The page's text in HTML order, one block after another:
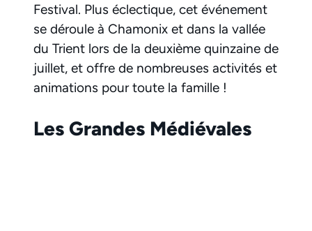
Festival. Plus éclectique, cet événement
se déroule à Chamonix et dans la vallée
du Trient lors de la deuxième quinzaine de
juillet, et offre de nombreuses activités et
animations pour toute la famille !
Les Grandes Médiévales